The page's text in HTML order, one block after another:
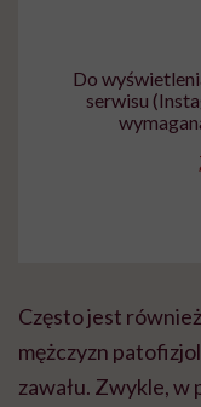
Do
serwisu
Często jest
mężczyzn
zawału. Zwykle, w